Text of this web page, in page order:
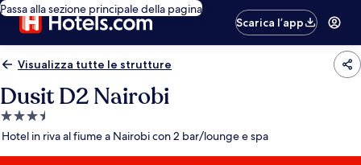
Passa alla sezione principale della pagina
Scarica l’app
Visualizza tutte le strutture
Dusit D2 Nairobi
Struttura
aHotel in riva al fiume a Nairobi con 2 bar/lounge e spa